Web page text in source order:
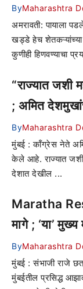
ByMaharashtra
अमरावती: पायाला
खड्डे हेच शेतकऱ्यांच्या
कुणीही हिणवण्याचा
“राज्यात जशी
; अमित
ByMaharashtra
मुंबई : कॉंग्रेस नेते
केले आहे. राज्यात
देशात देखील ...
Maratha
मागे ; ‘या’ मुख्य
ByMaharashtra
मुंबई : संभाजी राजे
मुंबईतील प्रसिद्ध